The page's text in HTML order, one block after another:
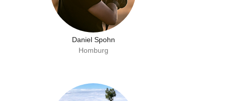
Daniel Spohn
Homburg